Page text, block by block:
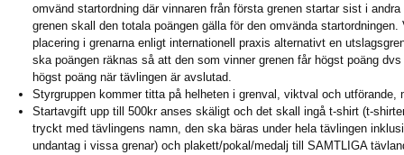
omvänd startordning där vinnaren från första grenen startar sist i
grenen skall den totala poängen gälla för den omvända
placering i grenarna enligt internationell praxis alternativt en
ska poängen räknas så att den som vinner grenen får högst poäng
högst poäng när tävlingen är avslutad.
Styrgruppen kommer titta på helheten i grenval, viktval och utförande,
Startavgift upp till 500kr anses skäligt och det skall ingå t-shirt (t-
tryckt med tävlingens namn, den ska bäras under hela tävlingen
undantag i vissa grenar) och plakett/pokal/medalj till SAMTLIGA